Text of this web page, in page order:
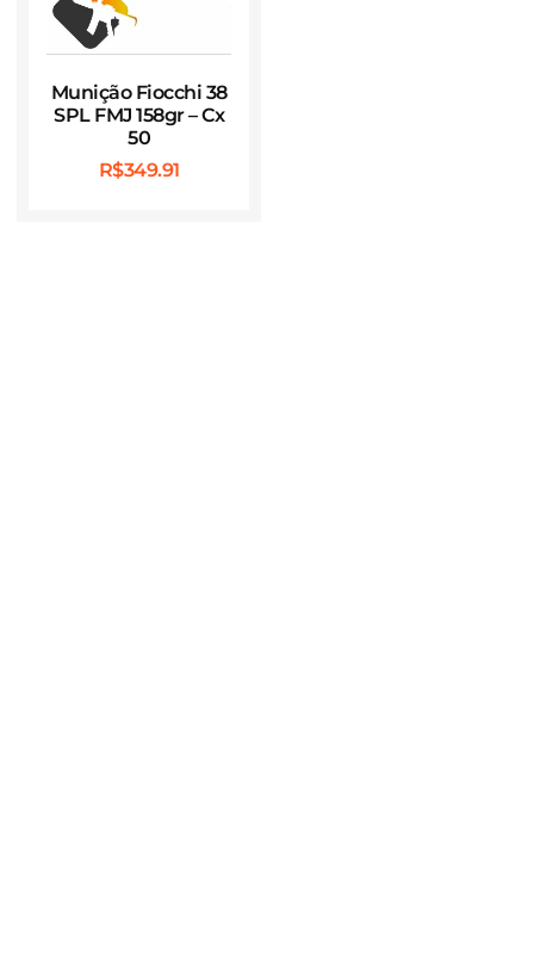
Munição Fiocchi 38
SPL FMJ 158gr – Cx
50
R$349.91